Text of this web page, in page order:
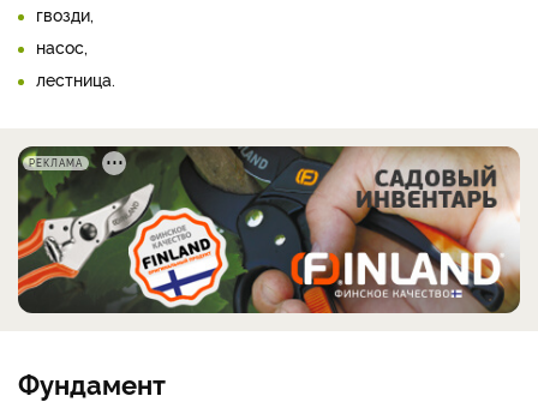
гвозди,
насос,
лестница.
РЕКЛАМА
Фундамент